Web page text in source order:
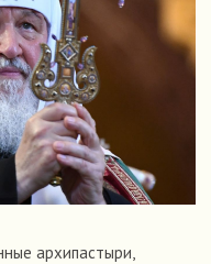
архипастыри,